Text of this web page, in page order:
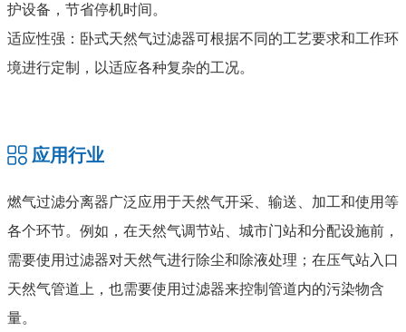
护设备，节省停机时间。
适应性强：卧式天然气过滤器可根据不同的工艺要求和工作环
境进行定制，以适应各种复杂的工况。
应用行业
燃气过滤分离器广泛应用于天然气开采、输送、加工和使用等
各个环节。例如，在天然气调节站、城市门站和分配设施前，
需要使用过滤器对天然气进行除尘和除液处理；在压气站入口
天然气管道上，也需要使用过滤器来控制管道内的污染物含
量。